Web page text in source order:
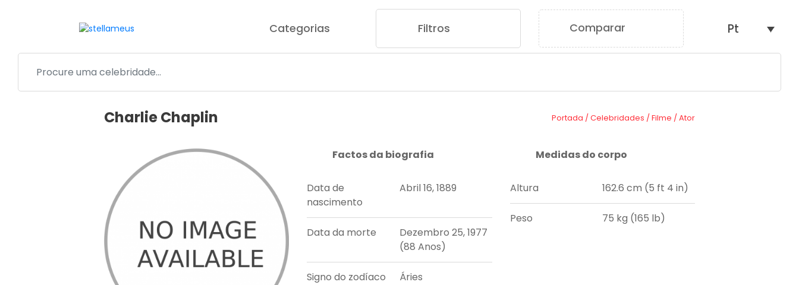
Categorias Filtros Comparar Pt
Charlie Chaplin Portada /Celebridades /Filme /Ator
Factos da biografia
Data de
nascimento
Abril 16, 1889
Data da morte
Dezembro 25, 1977
(88 Anos)
Signo do zodíaco Áries
Medidas do corpo
Altura 162.6 cm (5 ft 4 in)
Peso 75 kg (165 lb)